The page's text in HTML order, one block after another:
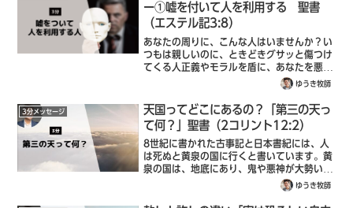
ー①嘘を付いて人を利用する 聖書
（エステル記3:8）
あなたの周りに、こんな人はいませんか？い
つもは親しいのに、ときどきグサッと傷つけ
てくる人正義やモラルを盾に、あなたを悪者
扱いしてくる人出世や評価のために、ひそか
に仲間を蹴落としている人これらの人たち
は、ひょっとすると、善人を装ってあなたを
陥...
ゆうき牧師
3分メッセージ
天国ってどこにあるの？「第三の天っ
て何？」聖書（2コリント12:2）
8世紀に書かれた古事記と日本書紀には、人
は死ぬと黄泉の国に行くと書いています。黄
泉の国は、地底にあり、鬼や悪神が大勢いる
とも書いています。聖書でいう地獄に近いで
すね。その他、宗教には天国が「あの世」と
ゆうき牧師